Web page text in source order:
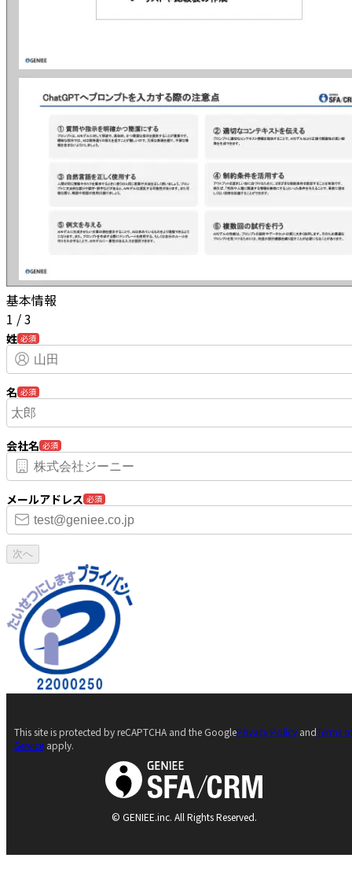
基本情報
1 /3
姓 必須
名 必須
会社名 必須
メールアドレス 必須
次へ
© GENIEE.inc. All Rights Reserved.
This site is protected by reCAPTCHA and the GooglePrivacy Policy andTerms
Service apply.